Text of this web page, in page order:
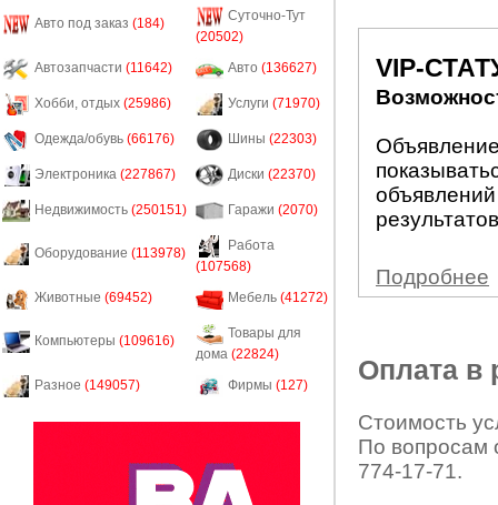
Авто под заказ (184)
Суточно-Тут
(20502)
Автозапчасти (11642) Авто (136627)
Хобби, отдых (25986) Услуги (71970)
Одежда/обувь (66176) Шины (22303)
Электроника (227867) Диски (22370)
Недвижимость (250151) Гаражи (2070)
Оборудование (113978)
Работа
(107568)
Животные (69452) Мебель (41272)
Компьютеры (109616)
Товары для
дома (22824)
Разное (149057) Фирмы (127)
VIP-
Подробнее
Оплата в
Стоимость
По вопросам
774-17-71.